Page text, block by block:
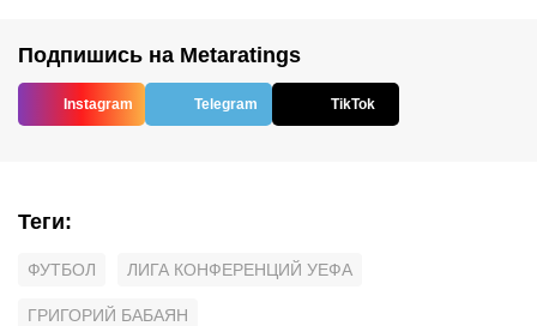
Подпишись на Metaratings
Instagram Telegram TikTok
Теги:
ФУТБОЛ ЛИГА КОНФЕРЕНЦИЙ УЕФА
ГРИГОРИЙ БАБАЯН